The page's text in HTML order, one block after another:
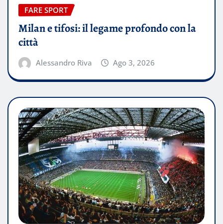
FARE SPORT
Milan e tifosi: il legame profondo con la
città
Alessandro Riva Ago 3, 2026